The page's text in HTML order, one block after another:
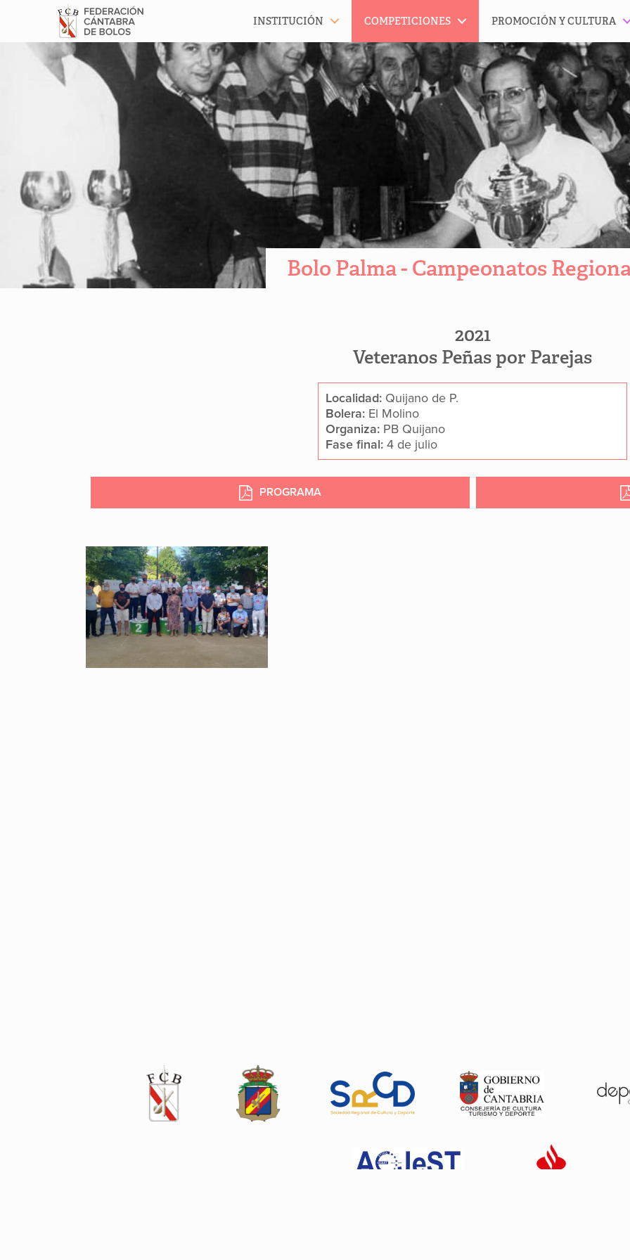
INSTITUCIÓN COMPETICIONES PROMOCIÓN Y CULTURA
Bolo Palma - Campeonatos
2021
Veteranos Peñas por Parejas
Localidad: Quijano de P.
Bolera: El Molino
Organiza: PB Quijano
Fase final: 4 de julio
PROGRAMA